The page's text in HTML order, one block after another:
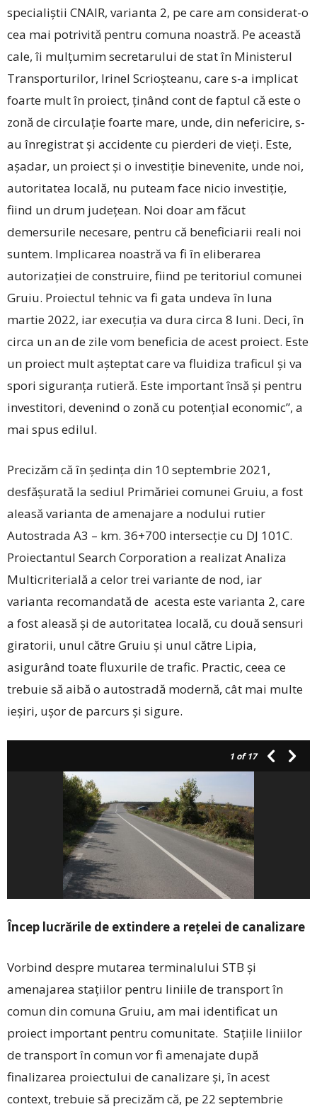
specialiștii ­CNAIR, varianta 2, pe care am conside­rat-o
cea mai potrivită pentru comuna noastră. Pe această
cale, îi mulțumim secretarului de stat în Ministerul
Transporturilor, Irinel Scrioșteanu, care s-a implicat
foarte mult în proiect, ținând cont de faptul că este o
zonă de circulație foarte mare, unde, din nefericire, ­s-
au înregistrat și accidente cu pierderi de vieți. Este,
așadar, un proiect și o investiție binevenite, unde noi,
autoritatea locală, nu puteam face nicio investiție,
fiind un drum județean. Noi doar am făcut
demersurile necesare, pentru că beneficiarii reali noi
suntem. Implicarea noastră va fi în eliberarea
autorizației de cons­truire, fiind pe teritoriul comunei
Gruiu. Proiectul tehnic va fi gata undeva în luna
martie 2022, iar execuția va dura circa 8 luni. Deci, în
circa un an de zile vom beneficia de acest proiect. Este
un proiect mult așteptat care va fluidiza traficul și va
spori siguranța rutieră. Este important însă și pentru
investitori, devenind o zonă cu potențial economic”, a
mai spus edilul.
Precizăm că în ședința din 10 septembrie 2021,
desfășurată la sediul Primăriei comunei Gruiu, a fost
aleasă varianta de amenajare a nodului rutier
Autostrada A3 – km. 36+700 intersecție cu DJ 101C.
Proiectantul ­Search Corporation a realizat Ana­liza
Multicriterială a celor trei variante de nod, iar
varianta recomandată de acesta este varianta 2, care
a fost aleasă și de autoritatea locală, cu două sensuri
giratorii, unul către Gruiu și unul către Lipia,
asigurând toate fluxurile de trafic. Practic, ceea ce
trebuie să aibă o autostradă modernă, cât mai multe
ieșiri, ușor de parcurs și sigure.
1 of 17
Încep lucrările de extindere a rețelei de canalizare
Vorbind despre mutarea terminalului STB și
amenajarea stațiilor pentru liniile de transport în
comun din comuna Gruiu, am mai identificat un
proiect important pentru comunitate. Stațiile liniilor
de transport în comun vor fi amenajate după
finalizarea proiectului de canalizare și, în acest
context, trebuie să precizăm că, pe 22 septembrie